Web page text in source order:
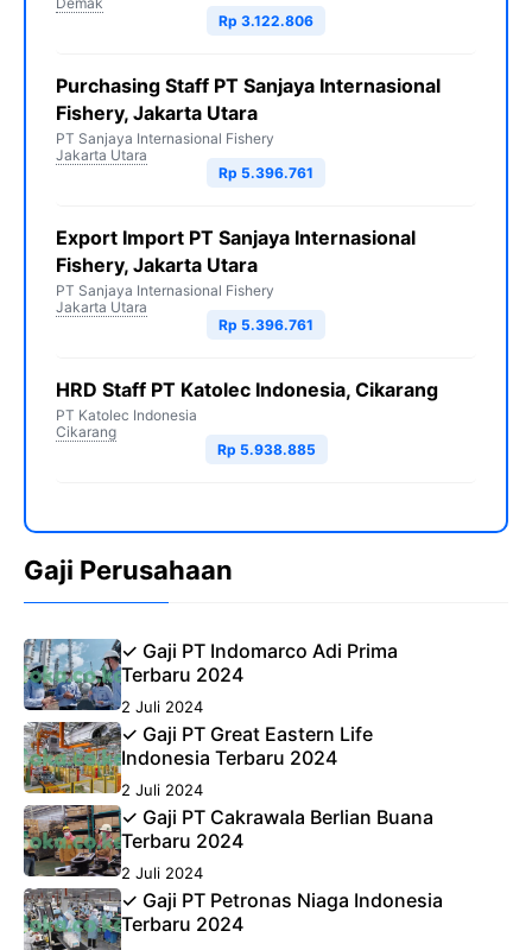
Rp 3.122.806
Purchasing Staff PT Sanjaya Internasional
Fishery, Jakarta Utara
PT Sanjaya Internasional Fishery
Jakarta Utara
Rp 5.396.761
Export Import PT Sanjaya Internasional
Fishery, Jakarta Utara
PT Sanjaya Internasional Fishery
Jakarta Utara
Rp 5.396.761
HRD Staff PT Katolec Indonesia, Cikarang
PT Katolec Indonesia
Cikarang
Rp 5.938.885
Gaji Perusahaan
✓ Gaji PT Indomarco Adi Prima
Terbaru 2024
2 Juli 2024
✓ Gaji PT Great Eastern Life
Indonesia Terbaru 2024
2 Juli 2024
✓ Gaji PT Cakrawala Berlian Buana
Terbaru 2024
2 Juli 2024
✓ Gaji PT Petronas Niaga Indonesia
Terbaru 2024